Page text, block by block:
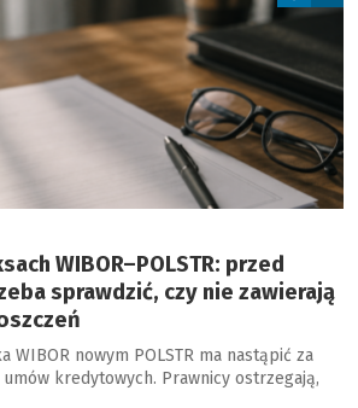
WIBOR–POLSTR: przed
sprawdzić, czy nie zawierają
WIBOR nowym POLSTR ma nastąpić za
kredytowych. Prawnicy ostrzegają,